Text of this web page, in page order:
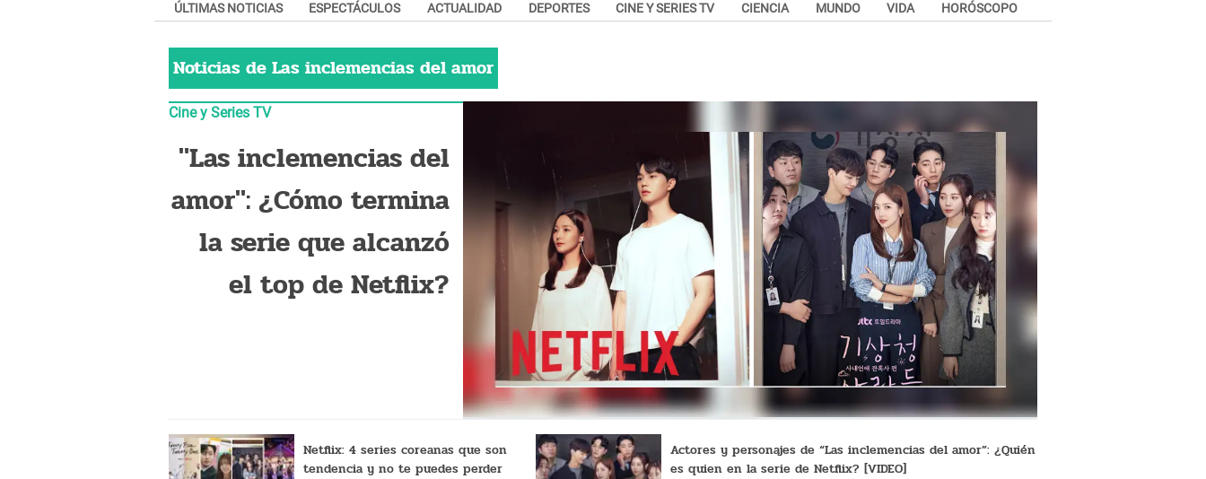
ÚLTIMAS NOTICIAS ESPECTÁCULOS ACTUALIDAD DEPORTES CINE Y SERIES TV CIENCIA MUNDO VIDA HORÓSCOPO
Noticias deLas inclemencias del amor
Cine y Series TV
"Las inclemencias del
amor": ¿Cómo termina
la serie que alcanzó
el top de Netflix?
Netflix: 4 series coreanas que son
tendencia y no te puedes perder
Actores y personajes de “Las inclemencias del amor”: ¿Quién
es quien en la serie de Netflix? [VIDEO]